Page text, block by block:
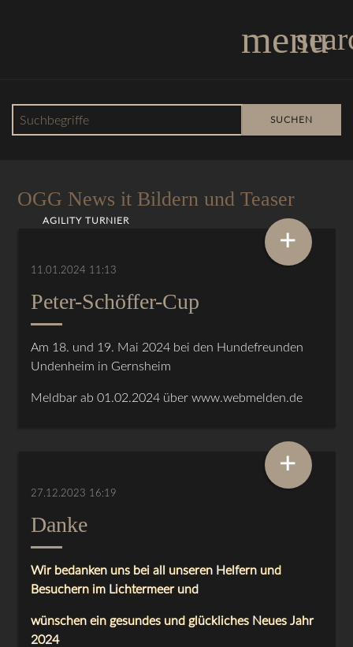
menu
Suchbegriffe SUCHEN
OGG News
OGG News it Bildern und Teaser
AGILITY TURNIER
11.01.2024 11:13
Peter-Schöffer-Cup
Am 18. und 19. Mai 2024 bei den Hundefreunden
Undenheim in Gernsheim
Meldbar ab 01.02.2024 über www.webmelden.de
+
27.12.2023 16:19
Danke
Wir bedanken uns bei all unseren Helfern und
Besuchern im Lichtermeer und
wünschen ein gesundes und glückliches Neues Jahr
2024
+